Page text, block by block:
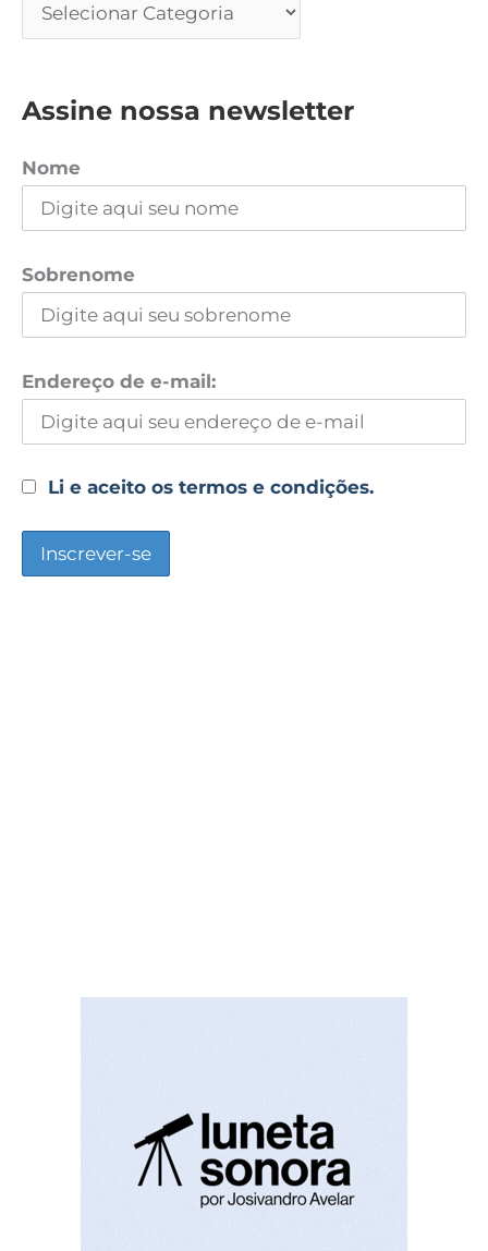
Assine nossa newsletter
Nome
Sobrenome
Endereço de e-mail:
Li e aceito os termos e condições.